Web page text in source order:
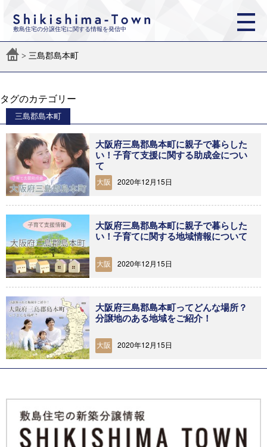
敷島住宅の分譲住宅に関する情報を発信中
> 三島郡島本町
タグのカテゴリー
三島郡島本町
⼤阪府三島郡島本町に親子で暮らした
い！子育て支援に関する助成金につい
て
大阪 2020年12月15日
⼤阪府三島郡島本町に親子で暮らした
い！子育てに関する地域情報について
大阪 2020年12月15日
⼤阪府三島郡島本町ってどんな場所？
分譲地のある地域をご紹介！
大阪 2020年12月15日